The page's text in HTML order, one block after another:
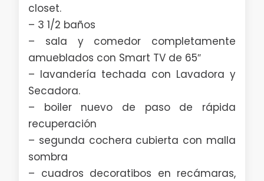
closet.
– 3 1/2 baños
– sala y comedor completamente
amueblados con Smart TV de 65″
– lavandería techada con Lavadora y
Secadora.
– boiler nuevo de paso de rápida
recuperación
– segunda cochera cubierta con malla
sombra
– cuadros decoratibos en recámaras,